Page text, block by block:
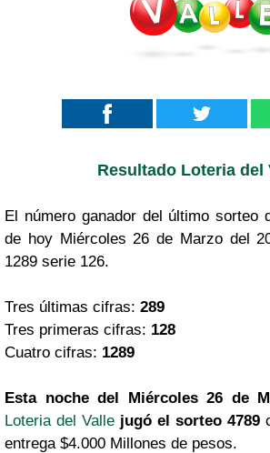
Resultado Loteria del
El número ganador del último sorteo
de hoy Miércoles 26 de Marzo del
1289 serie 126.
Tres últimas cifras: 289
Tres primeras cifras: 128
Cuatro cifras: 1289
Esta noche del Miércoles 26 de
Loteria del Valle jugó el sorteo 4789
entrega $4.000 Millones de pesos.